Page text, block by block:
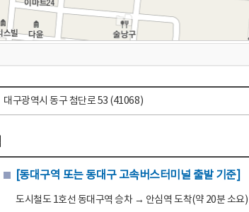
대구광역시 동구 첨단로 53 (41068)
[동대구역 또는 동대구 고속버스터미널 출발 기준]
도시철도 1호선 동대구역 승차 → 안심역 도착(약 20분 소